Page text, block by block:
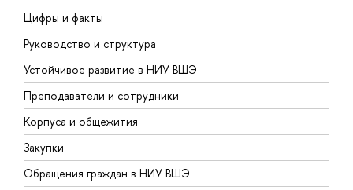
Цифры и факты
Руководство и структура
Устойчивое развитие в НИУ ВШЭ
Преподаватели и сотрудники
Корпуса и общежития
Закупки
Обращения граждан в НИУ ВШЭ